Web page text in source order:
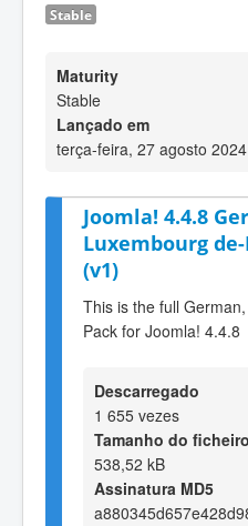
Stable
Maturity
Stable
Lançado em
terça-feira, 27 agosto
Joomla! 4.4.8
Luxembourg
(v1)
This is the full
Pack for Joomla! 4.4.8
Descarregado
1 655 vezes
Tamanho do ficheiro
538,52 kB
Assinatura MD5